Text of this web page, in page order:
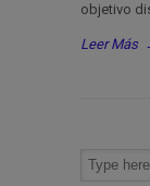
objetivo
Leer Más